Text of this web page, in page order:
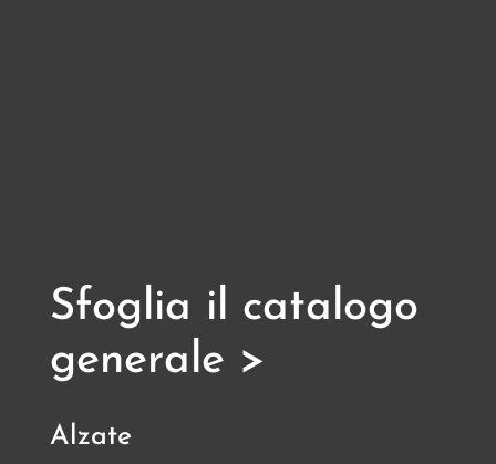
Sfoglia il catalogo
generale >
Alzate